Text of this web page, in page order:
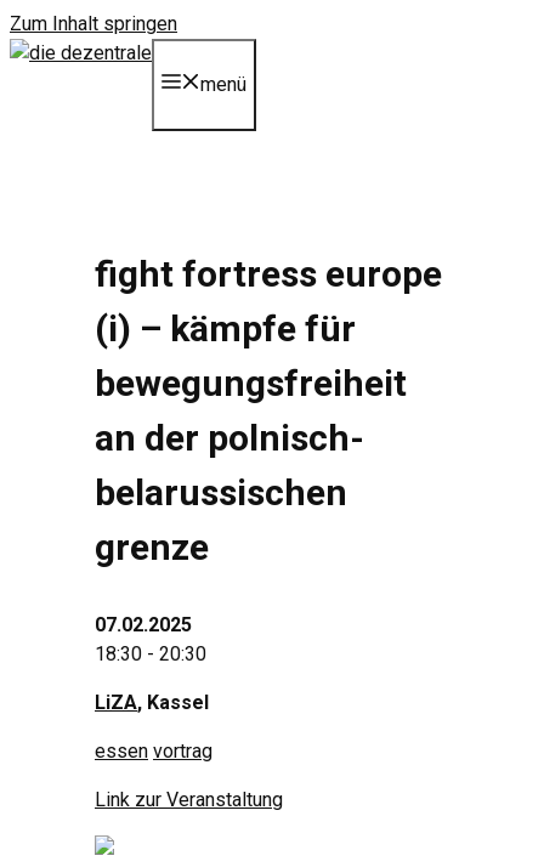
Zum Inhalt springen
menü
fight fortress europe
(i) – kämpfe für
bewegungsfreiheit
an der polnisch-
belarussischen
grenze
07.02.2025
18:30 - 20:30
LiZA, Kassel
essen vortrag
Link zur Veranstaltung